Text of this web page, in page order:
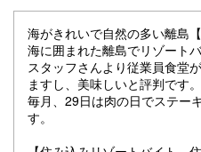
海がきれいで自然の多い離島
海に囲まれた離島でリゾート
スタッフさんより従業員食堂
ますし、美味しいと評判です。
毎月、29日は肉の日でステー
す。